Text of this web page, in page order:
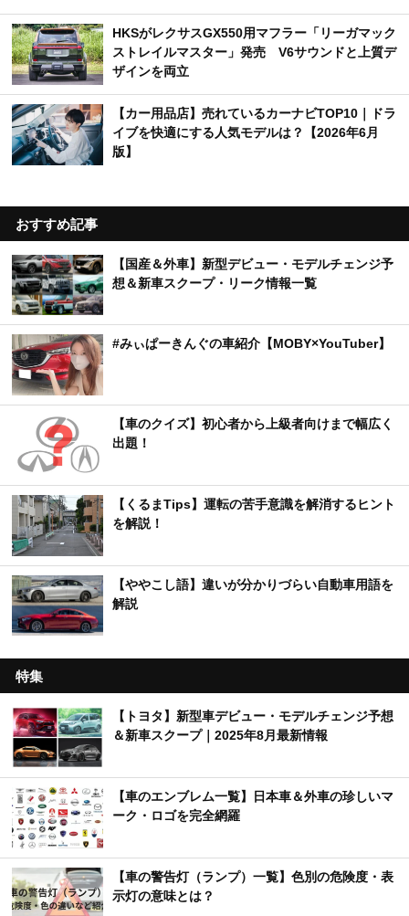
HKSがレクサスGX550用マフラー「リーガマック
ストレイルマスター」発売 V6サウンドと上質デ
ザインを両立
【カー用品店】売れているカーナビTOP10｜ドラ
イブを快適にする人気モデルは？【2026年6月
版】
おすすめ記事
【国産＆外車】新型デビュー・モデルチェンジ予
想＆新車スクープ・リーク情報一覧
#みぃぱーきんぐの車紹介【MOBY×YouTuber】
【車のクイズ】初心者から上級者向けまで幅広く
出題！
【くるまTips】運転の苦手意識を解消するヒント
を解説！
【ややこし語】違いが分かりづらい自動車用語を
解説
特集
【トヨタ】新型車デビュー・モデルチェンジ予想
＆新車スクープ｜2025年8月最新情報
【車のエンブレム一覧】日本車＆外車の珍しいマ
ーク・ロゴを完全網羅
【車の警告灯（ランプ）一覧】色別の危険度・表
示灯の意味とは？